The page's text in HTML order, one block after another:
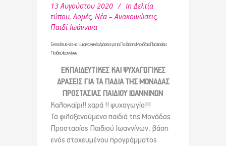
13 Αυγούστου 2020 In Δελτία
τύπου,Δομές, Νέα – Ανακοινώσεις,
Παιδί Ιωάννινα
Εκπαιδευτικές και Ψυχαγωγικές Δράσεις για τα Παιδιά της Μονάδας Προστασίας
Παιδιού Ιωαννίνων
ΕΚΠΑΙΔΕΥΤΙΚΕΣ ΚΑΙ ΨΥΧΑΓΩΓΙΚΕΣ
ΔΡΑΣΕΙΣ ΓΙΑ ΤΑ ΠΑΔΙΑ ΤΗΣ ΜΟΝΑΔΑΣ
ΠΡΟΣΤΑΣΙΑΣ ΠΑΙΔΙΟΥ ΙΩΑΝΝΙΝΩΝ
Καλοκαίρι!! χαρά !! ψυχαγωγία!!!
Τα φιλοξενούμενα παιδιά της Μονάδας
Προστασίας Παιδιού Ιωαννίνων, βάση
ενός στοχευμένου προγράμματος